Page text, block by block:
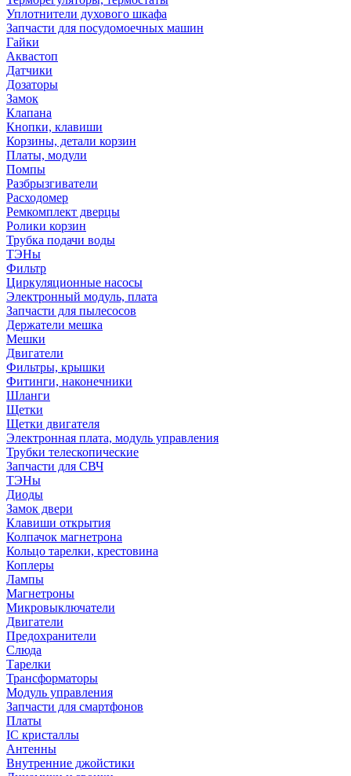
Уплотнители духового шкафа
Запчасти для посудомоечных машин
Гайки
Аквастоп
Датчики
Дозаторы
Замок
Клапана
Кнопки, клавиши
Корзины, детали корзин
Платы, модули
Помпы
Разбрызгиватели
Расходомер
Ремкомплект дверцы
Ролики корзин
Трубка подачи воды
ТЭНы
Фильтр
Циркуляционные насосы
Электронный модуль, плата
Запчасти для пылесосов
Держатели мешка
Мешки
Двигатели
Фильтры, крышки
Фитинги, наконечники
Шланги
Щетки
Щетки двигателя
Электронная плата, модуль управления
Трубки телескопические
Запчасти для СВЧ
ТЭНы
Диоды
Замок двери
Клавиши открытия
Колпачок магнетрона
Кольцо тарелки, крестовина
Коплеры
Лампы
Магнетроны
Микровыключатели
Двигатели
Предохранители
Слюда
Тарелки
Трансформаторы
Модуль управления
Запчасти для смартфонов
Платы
IC кристаллы
Антенны
Внутренние джойстики